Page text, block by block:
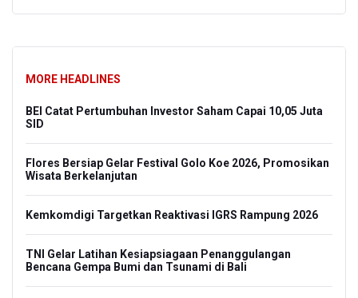
MORE HEADLINES
BEI Catat Pertumbuhan Investor Saham Capai 10,05 Juta
SID
Flores Bersiap Gelar Festival Golo Koe 2026, Promosikan
Wisata Berkelanjutan
Kemkomdigi Targetkan Reaktivasi IGRS Rampung 2026
TNI Gelar Latihan Kesiapsiagaan Penanggulangan
Bencana Gempa Bumi dan Tsunami di Bali